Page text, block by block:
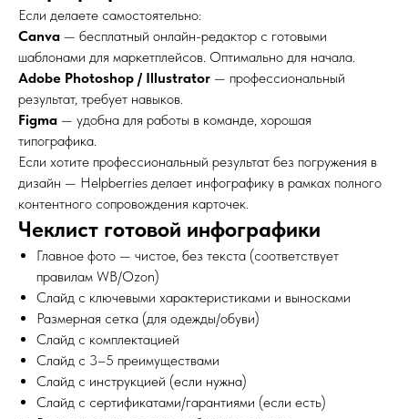
Если делаете самостоятельно:
Canva — бесплатный онлайн-редактор с готовыми
шаблонами для маркетплейсов. Оптимально для начала.
Adobe Photoshop / Illustrator — профессиональный
результат, требует навыков.
Figma — удобна для работы в команде, хорошая
типографика.
Если хотите профессиональный результат без погружения в
дизайн — Helpberries делает инфографику в рамках полного
контентного сопровождения карточек.
Чеклист готовой инфографики
Главное фото — чистое, без текста (соответствует
правилам WB/Ozon)
Слайд с ключевыми характеристиками и выносками
Размерная сетка (для одежды/обуви)
Слайд с комплектацией
Слайд с 3–5 преимуществами
Слайд с инструкцией (если нужна)
Слайд с сертификатами/гарантиями (если есть)